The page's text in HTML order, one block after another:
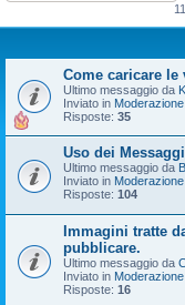
Come caricare
Ultimo messaggio da
Inviato in
Risposte: 35
Uso dei
Ultimo messaggio da
Inviato in
Risposte: 104
Immagini tratte
pubblicare.
Ultimo messaggio da
Inviato in
Risposte: 16